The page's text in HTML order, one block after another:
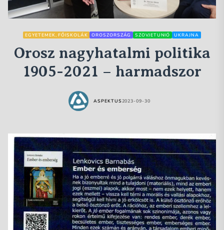
EGYETEMEK, FŐISKOLÁK OROSZORSZÁG SZOVJETUNIÓ UKRAJNA
Orosz nagyhatalmi politika
1905-2021 – harmadszor
ASPEKTUS2023-09-30